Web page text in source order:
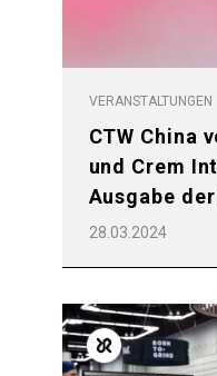
VERANSTALTUNGEN
CTW China
und Crem
Ausgabe
28.03.2024